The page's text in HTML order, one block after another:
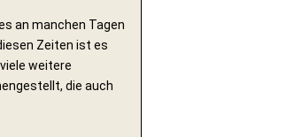
an manchen Tagen
Zeiten ist es
weitere
die auch